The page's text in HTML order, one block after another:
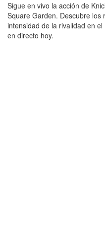
Sigue en vivo la acción de
Square Garden. Descubre los
intensidad de la rivalidad en
en directo hoy.